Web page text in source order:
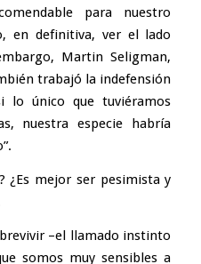
para nuestro
en definitiva, ver el lado
Martin Seligman,
trabajó la indefensión
lo único que tuviéramos
nuestra especie habría
¿Es mejor ser pesimista y
–el llamado instinto
somos muy sensibles a